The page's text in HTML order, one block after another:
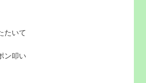
たいて
ン叩い